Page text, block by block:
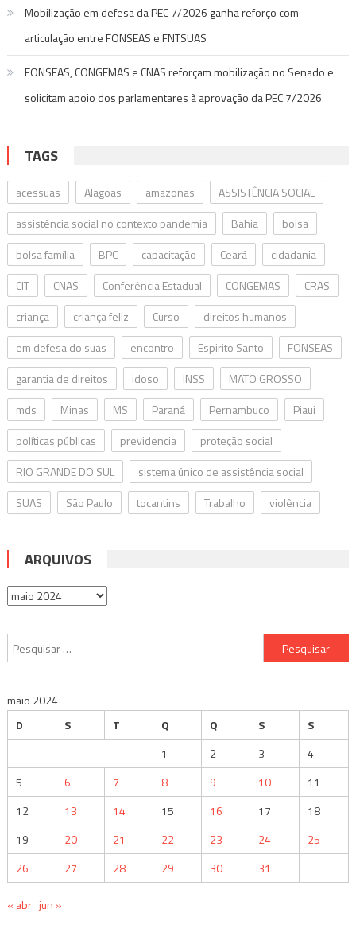
Mobilização em defesa da PEC 7/2026 ganha reforço com
articulação entre FONSEAS e FNTSUAS
FONSEAS, CONGEMAS e CNAS reforçam mobilização no Senado e
solicitam apoio dos parlamentares à aprovação da PEC 7/2026
TAGS
acessuas Alagoas amazonas
ASSISTÊNCIA SOCIAL
assistência social no contexto pandemia
Bahia
bolsa
bolsa família
BPC capacitação Ceará
cidadania
CIT
CNAS Conferência Estadual CONGEMAS
CRAS
criança
criança feliz Curso
direitos humanos
em defesa do suas
encontro Espirito Santo
FONSEAS
garantia de direitos
idoso INSS
MATO GROSSO
mds
Minas MS Paraná Pernambuco
Piaui
políticas públicas
previdencia
proteção social
RIO GRANDE DO SUL
sistema único de assistência social
SUAS
São Paulo tocantins Trabalho violência
ARQUIVOS
Arquivos
Pesquisar
por:
maio 2024
D
S T Q Q S
S
1
2 3
4
5
6 7 8 9 10
11
12
13 14 15 16 17
18
19
20 21 22 23 24
25
26
27 28 29 30 31
« abr jun »